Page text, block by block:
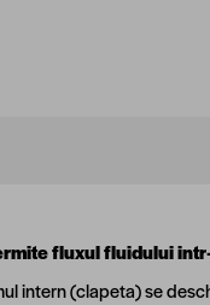
fluxul fluidului
intern (clapeta) se